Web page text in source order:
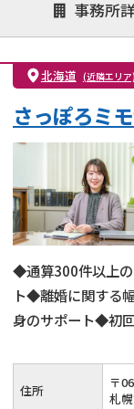
離婚前相談
親権・面会交流権
不貞・不倫慰謝料請求
財産分与
事務所
北海道 (近隣エリア)
さっぽろミ
◆通算300件以上
ト◆離婚に関する
身のサポート◆初
料）◆完全個室で
受付中◆札幌市電
連・家事法制委員
住所 〒
札